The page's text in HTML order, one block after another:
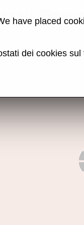
la pagina usando
have placed
dei cookies